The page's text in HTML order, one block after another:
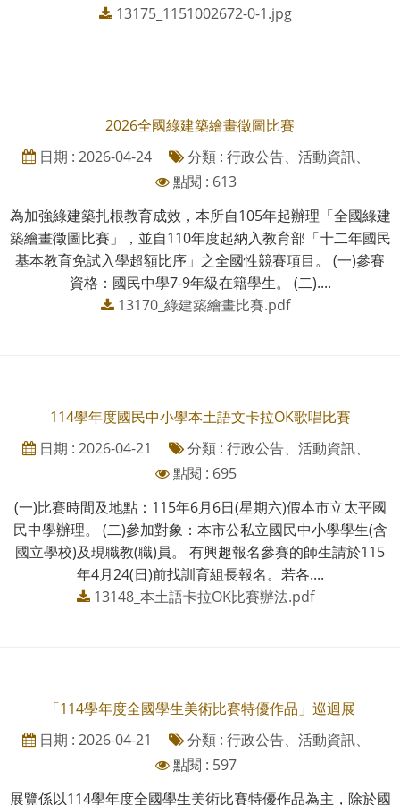
13175_1151002672-0-1.jpg
2026全國綠建築繪畫徵圖比賽
日期 : 2026-04-24
分類 : 行政公告、活動資訊、
點閱 : 613
為加強綠建築扎根教育成效，本所自105年起辦理「全國綠建
築繪畫徵圖比賽」，並自110年度起納入教育部「十二年國民
基本教育免試入學超額比序」之全國性競賽項目。 (一)參賽
資格：國民中學7-9年級在籍學生。 (二)....
13170_綠建築繪畫比賽.pdf
114學年度國民中小學本土語文卡拉OK歌唱比賽
日期 : 2026-04-21
分類 : 行政公告、活動資訊、
點閱 : 695
(一)比賽時間及地點：115年6月6日(星期六)假本市立太平國
民中學辦理。 (二)參加對象：本市公私立國民中小學學生(含
國立學校)及現職教(職)員。 有興趣報名參賽的師生請於115
年4月24(日)前找訓育組長報名。若各....
13148_本土語卡拉OK比賽辦法.pdf
「114學年度全國學生美術比賽特優作品」巡迴展
日期 : 2026-04-21
分類 : 行政公告、活動資訊、
點閱 : 597
展覽係以114學年度全國學生美術比賽特優作品為主，除於國